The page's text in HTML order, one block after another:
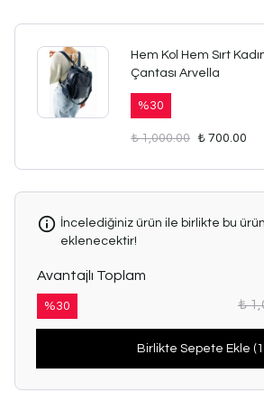
Hem Kol Hem Sırt
Çantası Arvella
%30
₺ 1,000.00 ₺ 700.00
İncelediğiniz ürün ile birlikte bu
eklenecektir!
Avantajlı Toplam
%30 ₺
Birlikte Sepete Ekle